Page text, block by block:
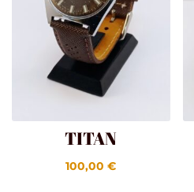
TITAN
100,00€